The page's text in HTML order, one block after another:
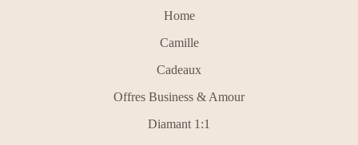
Home
Camille
Cadeaux
Offres Business & Amour
Diamant 1:1